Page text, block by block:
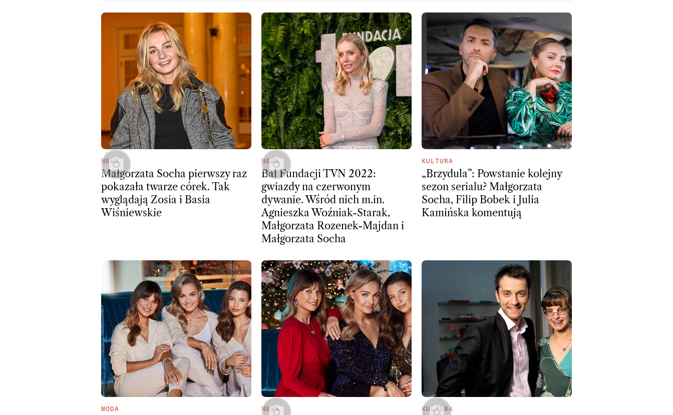
NEWS
Małgorzata Socha pierwszy raz
pokazała twarze córek. Tak
wyglądają Zosia i Basia
Wiśniewskie
NEWS
Bal Fundacji TVN 2022:
gwiazdy na czerwonym
dywanie. Wśród nich m.in.
Agnieszka Woźniak-Starak,
Małgorzata Rozenek-Majdan i
Małgorzata Socha
KULTURA
„Brzydula”: Powstanie kolejny
sezon serialu? Małgorzata
Socha, Filip Bobek i Julia
Kamińska komentują
MODA NEWS KULTURA